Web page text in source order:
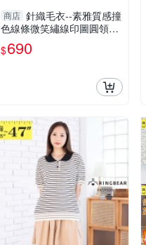
商店 針織毛衣--素雅質感撞
色線條微笑繡線印圖圓領針
織上衣(黑.綠L-5L)-X583眼
圈熊中大尺碼
$690